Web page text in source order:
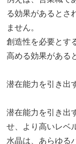
る効果があるとさ
ません。
創造性を必要とす
高める効果がある
潜在能力を引き出
潜在能力を引き出
せ、より高いレベ
水晶は、あらゆる